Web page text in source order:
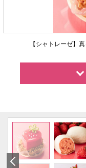
【シャトレーゼ】